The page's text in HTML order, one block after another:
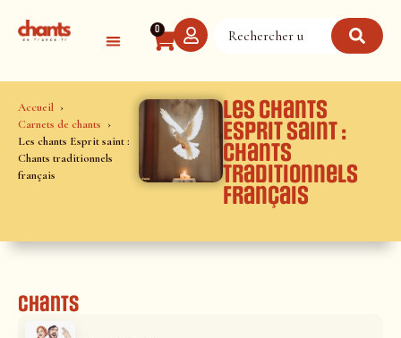
0
Accueil
Carnets de chants
Les chants Esprit saint :
Chants traditionnels
français
Les chants
Esprit saint :
Chants
traditionnels
français
Chants